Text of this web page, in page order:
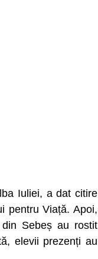
Iuliei, a dat citire
pentru Viață. Apoi,
Sebeș au rostit
elevii prezenți au